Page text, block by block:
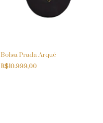
Bolsa Prada Arqué
R$10.999,00